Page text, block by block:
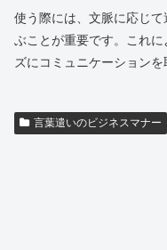
使う際には、文脈に応じ
ぶことが重要です。これ
ズにコミュニケーションを
言葉遣いのビジネスマナー